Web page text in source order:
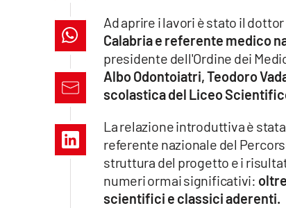
lacapitalenews.it
Vai
Ad aprire i lavori è stato il dottor
Calabria e referente medico
presidente dell'Ordine dei
Albo Odontoiatri, Teodoro
scolastica del Liceo
La relazione introduttiva è
referente nazionale del
struttura del progetto e i
numeri ormai significativi:
scientifici e classici aderenti.